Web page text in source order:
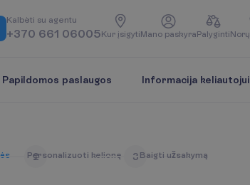
Kalbėti su agentu
+370 661 06005Kur įsigytiMano paskyraPalygintiNorų
Papildomos paslaugos Informacija keliautojui
ės 2
Personalizuoti kelionę 3 Baigti užsakymą